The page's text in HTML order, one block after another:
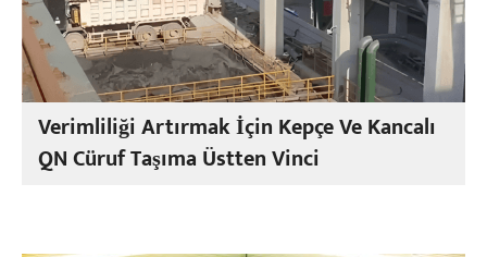
Verimliliği Artırmak İçin Kepçe Ve Kancalı
QN Cüruf Taşıma Üstten Vinci